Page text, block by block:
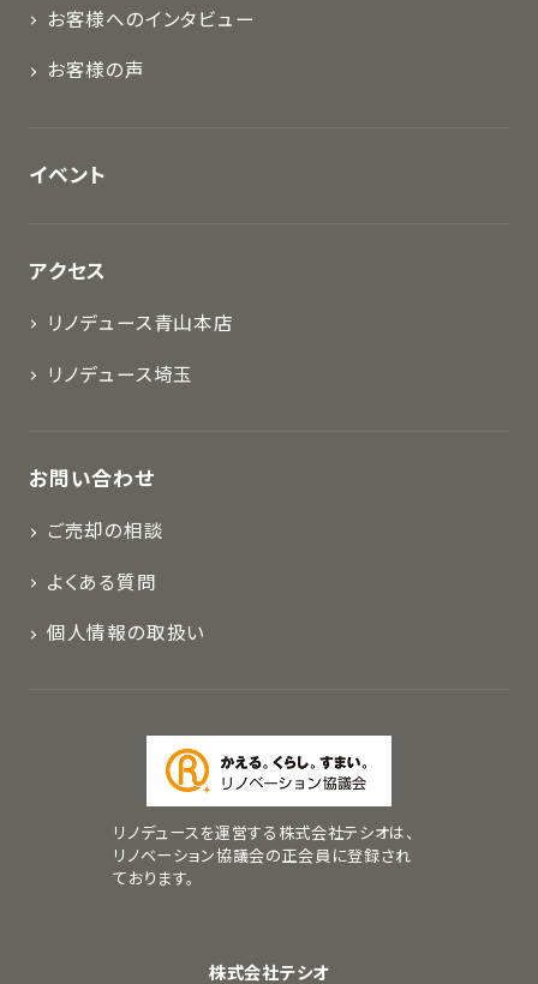
お客様へのインタビュー
お客様の声
イベント
アクセス
リノデュース青山本店
リノデュース埼玉
お問い合わせ
ご売却の相談
よくある質問
個人情報の取扱い
リノデュースを運営する株式会社テシオは、
リノベーション協議会の正会員に登録され
ております。
株式会社テシオ